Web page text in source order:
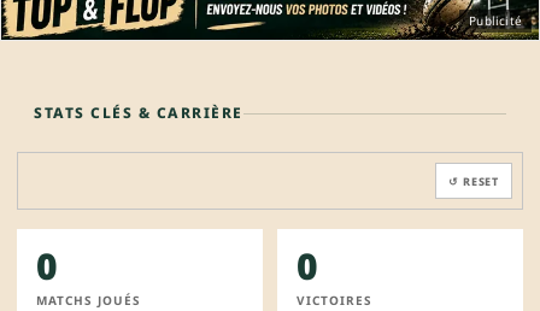
Publicité
STATS CLÉS & CARRIÈRE
↺ RESET
0
MATCHS JOUÉS
0
VICTOIRES